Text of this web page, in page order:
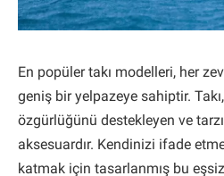
En popüler takı modelleri, her
geniş bir yelpazeye sahiptir.
özgürlüğünü destekleyen ve
aksesuardır. Kendinizi ifade
katmak için tasarlanmış bu